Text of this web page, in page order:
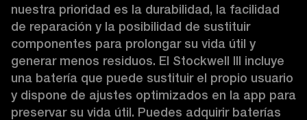
nuestra prioridad es la durabilidad, la facilidad
de reparación y la posibilidad de sustituir
componentes para prolongar su vida útil y
generar menos residuos. El Stockwell III incluye
una batería que puede sustituir el propio usuario
y dispone de ajustes optimizados en la app para
preservar su vida útil. Puedes adquirir baterías